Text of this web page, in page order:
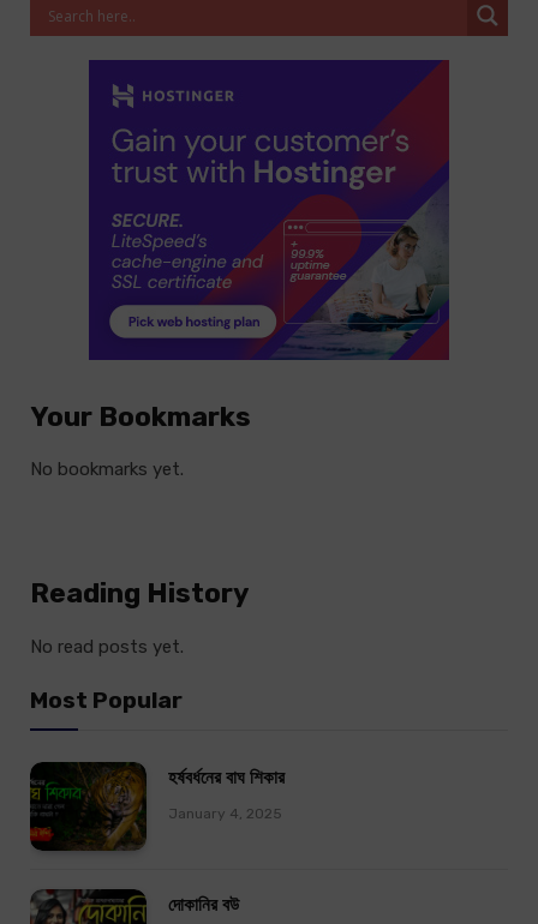
Your Bookmarks
No bookmarks yet.
Reading History
No read posts yet.
Most Popular
হর্ষবর্ধনের বাঘ শিকার
January 4, 2025
দোকানির বউ